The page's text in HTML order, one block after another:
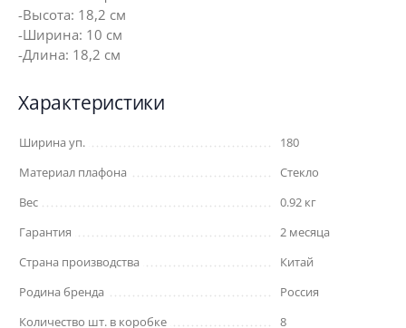
-Высота: 18,2 см
-Ширина: 10 см
-Длина: 18,2 см
Характеристики
Ширина уп.
180
Материал плафона
Стекло
Вес
0.92 кг
Гарантия
2 месяца
Страна производства
Китай
Родина бренда
Россия
Количество шт. в коробке
8